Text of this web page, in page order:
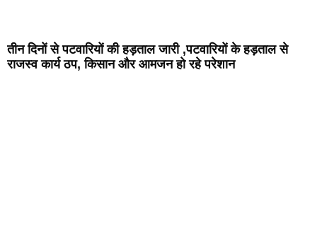
तीन दिनों से पटवारियों की हड़ताल जारी ,पटवारियों के हड़ताल से
राजस्व कार्य ठप, किसान और आमजन हो रहे परेशान